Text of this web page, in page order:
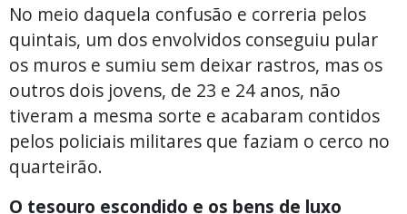
No meio daquela confusão e correria pelos
quintais, um dos envolvidos conseguiu pular
os muros e sumiu sem deixar rastros, mas os
outros dois jovens, de 23 e 24 anos, não
tiveram a mesma sorte e acabaram contidos
pelos policiais militares que faziam o cerco no
quarteirão.
O tesouro escondido e os bens de luxo